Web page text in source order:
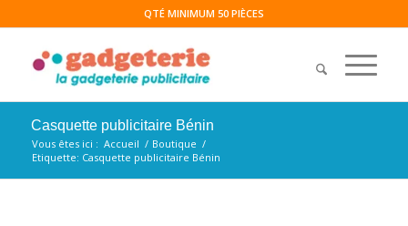
QTÉ MINIMUM 50 PIÈCES
Casquette publicitaire Bénin
Vous êtes ici : Accueil / Boutique /
Etiquette: Casquette publicitaire Bénin